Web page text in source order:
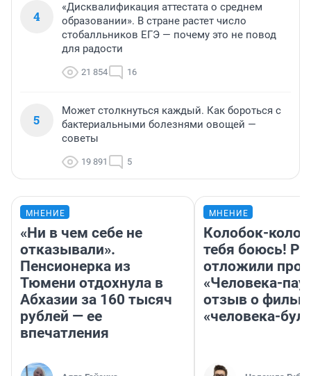
4
«Дисквалификация аттестата о среднем
образовании». В стране растет число
стобалльников ЕГЭ — почему это не повод
для радости
21 854 16
5
Может столкнуться каждый. Как бороться с
бактериальными болезнями овощей —
советы
19 891 5
МНЕНИЕ
«Ни в чем себе не
отказывали».
Пенсионерка из
Тюмени отдохнула в
Абхазии за 160 тысяч
рублей — ее
впечатления
МНЕНИЕ
Колобок-
тебя боюсь!
отложили
«Человека-
отзыв о
«человека-